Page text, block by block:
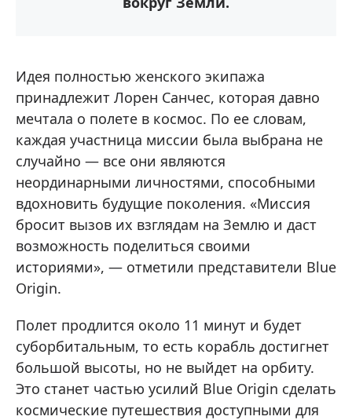
Идея полностью женского экипажа
принадлежит Лорен Санчес, которая давно
мечтала о полете в космос. По ее словам,
каждая участница миссии была выбрана не
случайно — все они являются
неординарными личностями, способными
вдохновить будущие поколения. «Миссия
бросит вызов их взглядам на Землю и даст
возможность поделиться своими
историями», — отметили представители Blue
Origin.
Полет продлится около 11 минут и будет
суборбитальным, то есть корабль достигнет
большой высоты, но не выйдет на орбиту.
Это станет частью усилий Blue Origin сделать
космические путешествия доступными для